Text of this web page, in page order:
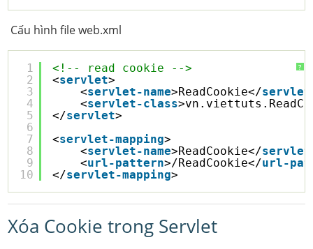
Cấu hình file web.xml
?
1
2
3
4
5
6
7
8
9
10
<!-- read cookie -->
<servlet>
<servlet-name>ReadCookie</servlet-
<servlet-class
</servlet>
<servlet-mapping>
<servlet-name>ReadCookie</servlet-
<url-pattern>/ReadCookie</url-
</servlet-mapping>
Xóa Cookie trong Servlet